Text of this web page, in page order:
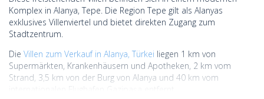
Komplex in Alanya, Tepe. Die Region Tepe gilt als Alanyas
exklusives Villenviertel und bietet direkten Zugang zum
Stadtzentrum.
Die Villen zum Verkauf in Alanya, Türkei liegen 1 km von
Supermärkten, Krankenhäusern und Apotheken, 2 km vom
Strand, 3,5 km von der Burg von Alanya und 40 km vom